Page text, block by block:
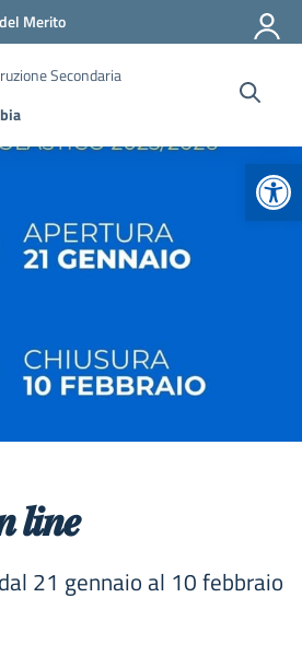
Merito
Secondaria
𝒍𝒊𝒏𝒆
dal 21 gennaio al 10 febbraio